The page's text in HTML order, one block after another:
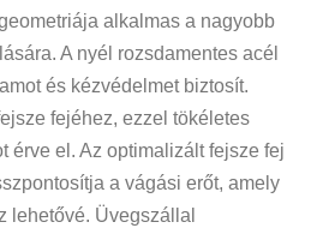
alkalmas a nagyobb
A nyél rozsdamentes acél
és kézvédelmet biztosít.
fejéhez, ezzel tökéletes
érve el. Az optimalizált fejsze fej
a vágási erőt, amely
lehetővé. Üvegszállal